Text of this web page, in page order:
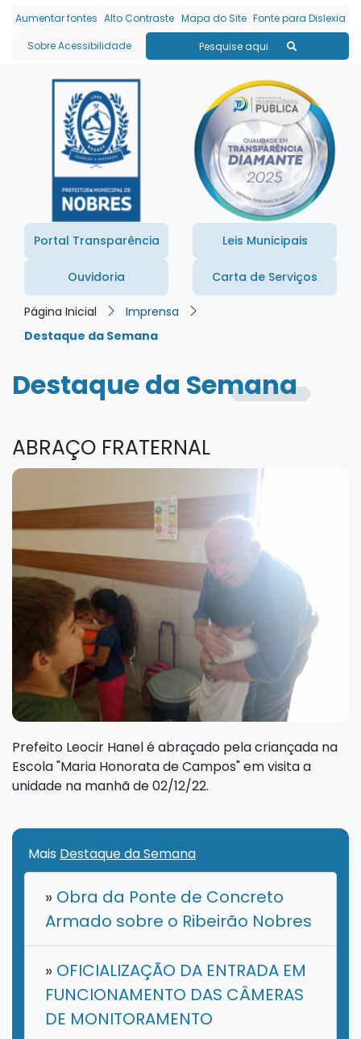
Seção de atalhos e
Ir para o conteúdo [alt+1]
Ir para o menu [alt+2]
Ir para a busca [alt+3]
Ir para o rodapé [alt+4]
Aumentar fontes Alto Contraste Mapa do Site Fonte para Dislexia
Sobre Acessibilidade
Pesquise aqui
Portal Transparência Leis Municipais
Ouvidoria Carta de Serviços
Página Inicial
Imprensa
Destaque da Semana
Destaque da Semana
ABRAÇO FRATERNAL
Prefeito Leocir Hanel é abraçado pela criançada na
Escola "Maria Honorata de Campos" em visita a
unidade na manhã de 02/12/22.
Mais Destaque da Semana
» Obra da Ponte de Concreto
Armado sobre o Ribeirão Nobres
» OFICIALIZAÇÃO DA ENTRADA EM
FUNCIONAMENTO DAS CÂMERAS
DE MONITORAMENTO